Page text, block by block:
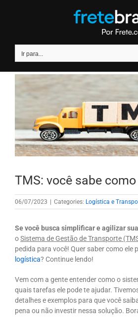
Ir para...
TMS: você sabe
06/07/2023 | Categories: Logística e
Se você busca simplificar e agilizar
oSistema de Gestão de Transporte
pedida para você! Quer saber como ele
logística? Continue lendo!
Vem com a gente entender como o
quais tarefas ele pode te ajudar.
detalhes e exemplos para que você
pena ou não investir nessa solução.